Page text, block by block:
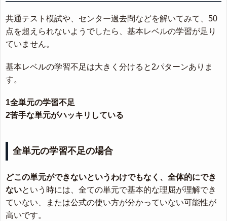
共通テスト模試や、センター過去問などを解いてみて、50
点を超えられないようでしたら、基本レベルの学習が足り
ていません。
基本レベルの学習不足は大きく分けると2パターンありま
す。
1全単元の学習不足
2苦手な単元がハッキリしている
全単元の学習不足の場合
どこの単元ができないというわけでもなく、全体的にでき
ないという時には、全ての単元で基本的な理屈が理解でき
ていない、または公式の使い方が分かっていない可能性が
高いです。